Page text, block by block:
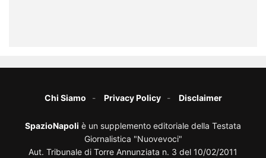
Chi Siamo Privacy Policy Disclaimer
SpazioNapoli è un supplemento editoriale della Testata
Giornalistica "Nuovevoci"
Aut. Tribunale di Torre Annunziata n. 3 del 10/02/2011